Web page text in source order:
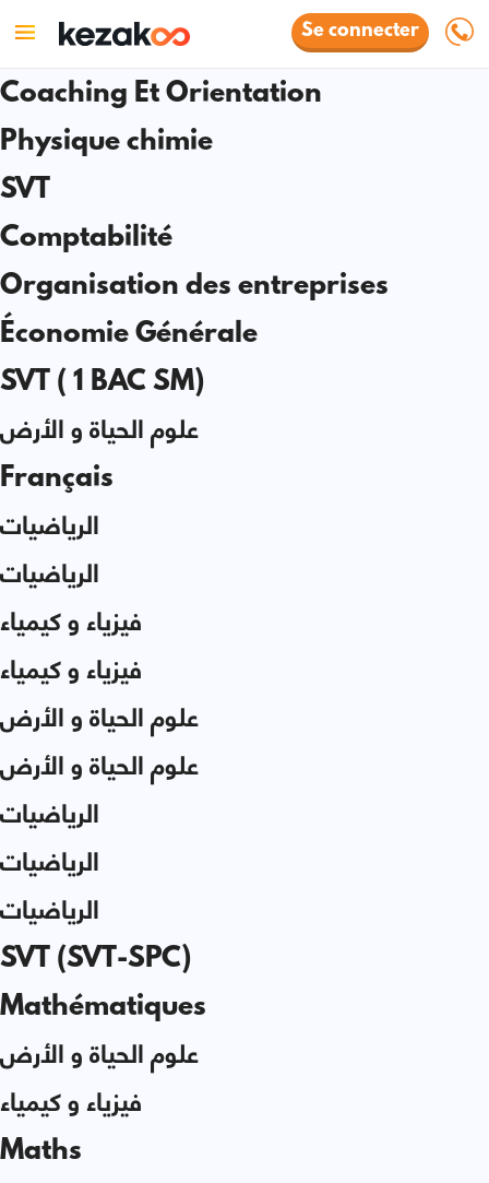
Se connecter
Coaching Et Orientation
Physique chimie
SVT
Comptabilité
Organisation des entreprises
Économie Générale
SVT ( 1 BAC SM)
علوم الحياة و الأرض
Français
الرياضيات
الرياضيات
فيزياء و كيمياء
فيزياء و كيمياء
علوم الحياة و الأرض
علوم الحياة و الأرض
الرياضيات
الرياضيات
الرياضيات
SVT (SVT-SPC)
Mathématiques
علوم الحياة و الأرض
فيزياء و كيمياء
Maths